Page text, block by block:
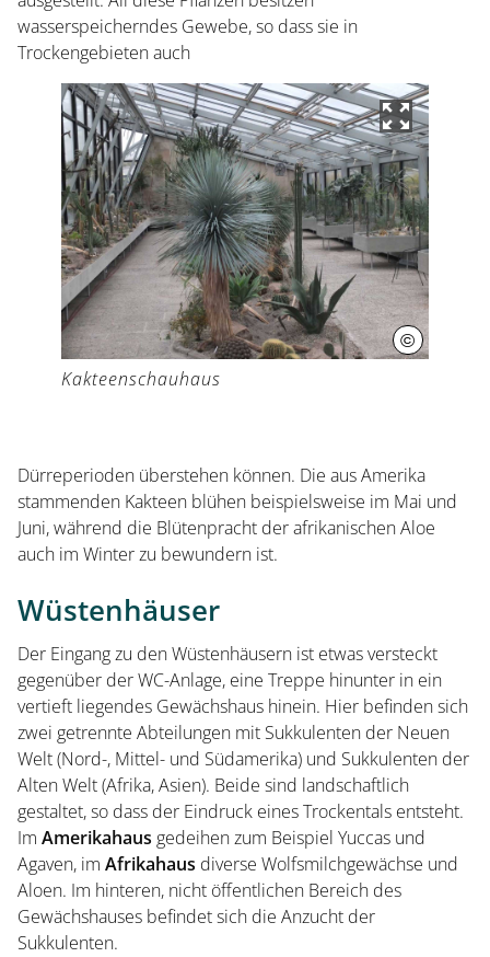
Startseite
Öffnungszeiten
Eintrittspreise
Ticketshop
wasserspeicherndes Gewebe, so dass sie in
Trockengebieten auch
©
Kakteenschauhaus
Dürreperioden überstehen können. Die aus Amerika
stammenden Kakteen blühen beispielsweise im Mai und
Juni, während die Blütenpracht der afrikanischen Aloe
auch im Winter zu bewundern ist.
Wüstenhäuser
Der Eingang zu den Wüstenhäusern ist etwas versteckt
gegenüber der WC-Anlage, eine Treppe hinunter in ein
vertieft liegendes Gewächshaus hinein. Hier befinden sich
zwei getrennte Abteilungen mit Sukkulenten der Neuen
Welt (Nord-, Mittel- und Südamerika) und Sukkulenten der
Alten Welt (Afrika, Asien). Beide sind landschaftlich
gestaltet, so dass der Eindruck eines Trockentals entsteht.
Im Amerikahaus gedeihen zum Beispiel Yuccas und
Agaven, im Afrikahaus diverse Wolfsmilchgewächse und
Aloen. Im hinteren, nicht öffentlichen Bereich des
Gewächshauses befindet sich die Anzucht der
Sukkulenten.